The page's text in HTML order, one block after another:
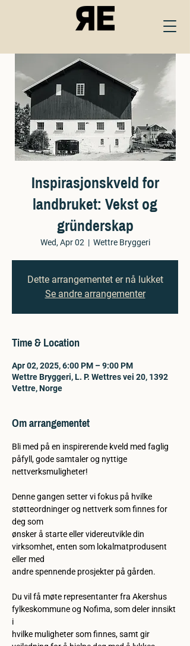
Inspirasjonskveld for
landbruket: Vekst og
gründerskap
Wed, Apr 02
  |
Wettre Bryggeri
Dette arrangementet er nå lukket
Se andre arrangementer
Time & Location
Apr 02, 2025, 6:00 PM – 9:00 PM
Wettre Bryggeri, L. P. Wettres vei 20, 1392
Vettre, Norge
Om arrangementet
Bli med på en inspirerende kveld med faglig
påfyll, gode samtaler og nyttige
nettverksmuligheter!
Denne gangen setter vi fokus på hvilke
støtteordninger og nettverk som finnes for
deg som
ønsker å starte eller videreutvikle din
virksomhet, enten som lokalmatprodusent
eller med
andre spennende prosjekter på gården.
Du vil få møte representanter fra Akershus
fylkeskommune og Nofima, som deler innsikt
i
hvilke muligheter som finnes, samt gir